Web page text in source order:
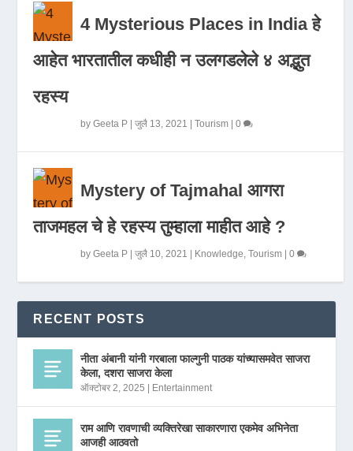
4 Mysterious Places in India हे
आहेत भारतातील कधीही न उलगडलेले ४ अद्भुत
रहस्य
byGeeta P |जुलै 13, 2021 |Tourism |0
Mystery of Tajmahal आगरा
ताजमहल चे हे रहस्य तुम्हाला माहीत आहे ?
byGeeta P |जुलै 10, 2021 Knowledge,Tourism |0
RECENT POSTS
नीता अंबानी यांनी गरबाला फाल्गुनी पाठक यांच्यासमवेत साजरा
केला, दशरा साजरा केला
ऑक्टोबर 2, 2025 Entertainment
राम आणि रावणाची व्यक्तिरेखा साकारणारा एकमेव अभिनेता
आजही आठवतो